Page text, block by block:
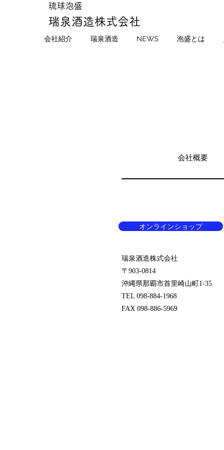
​琉球泡盛
瑞泉酒造株式会社
会社紹介 瑞泉酒造 NEWS 泡盛とは
会社概要
オンラインショップ
瑞泉酒造株式会社
〒903-0814
沖縄県那覇市首里崎山町1-35
TEL 098-884-1968
FAX 098-886-5969